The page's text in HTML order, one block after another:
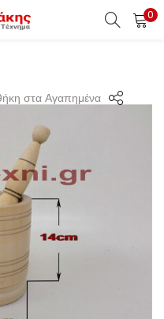
0
στα Αγαπημένα